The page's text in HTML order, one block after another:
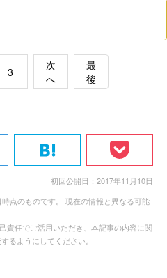
3
次
へ
最
後
初回公開日：2017年11月10日
点のものです。 現在の情報と異なる可能
責任でご活用いただき、本記事の内容に関
るようにしてください。